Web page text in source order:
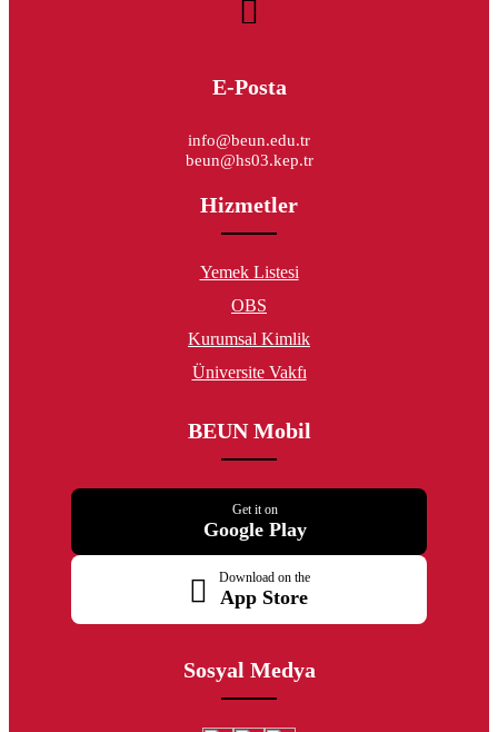
E-Posta
info@beun.edu.tr
beun@hs03.kep.tr
Hizmetler
Yemek Listesi
OBS
Kurumsal Kimlik
Üniversite Vakfı
BEUN Mobil
Get it on
Google Play
Download on the
App Store
Sosyal Medya